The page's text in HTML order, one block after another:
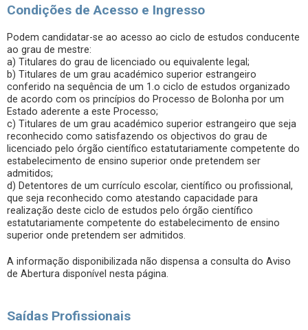
Condições de Acesso e Ingresso
Podem candidatar-se ao acesso ao ciclo de estudos conducente
ao grau de mestre:
a) Titulares do grau de licenciado ou equivalente legal;
b) Titulares de um grau académico superior estrangeiro
conferido na sequência de um 1.o ciclo de estudos organizado
de acordo com os princípios do Processo de Bolonha por um
Estado aderente a este Processo;
c) Titulares de um grau académico superior estrangeiro que seja
reconhecido como satisfazendo os objectivos do grau de
licenciado pelo órgão científico estatutariamente competente do
estabelecimento de ensino superior onde pretendem ser
admitidos;
d) Detentores de um currículo escolar, científico ou profissional,
que seja reconhecido como atestando capacidade para
realização deste ciclo de estudos pelo órgão científico
estatutariamente competente do estabelecimento de ensino
superior onde pretendem ser admitidos.
A informação disponibilizada não dispensa a consulta do Aviso
de Abertura disponível nesta página.
Saídas Profissionais